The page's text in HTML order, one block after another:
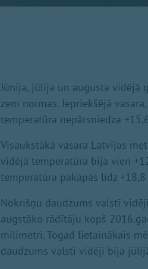
Jūnija, jūlija un augusta vidējā
zem normas. Iepriekšējā
temperatūra nepārsniedza
Visaukstākā vasara Latvijas
vidējā temperatūra bija vien
temperatūra pakāpās līdz
Nokrišņu daudzums valstī
augstāko rādītāju kopš
milimetri. Togad lietainākais
daudzums valstī vidēji bija